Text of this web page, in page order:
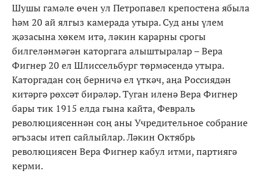
Шушы гамәле өчен ул Петропавел крепостена ябыла
һәм 20 ай ялгыз камерада утыра. Суд аны үлем
җәзасына хөкем итә, ләкин карарны срогы
билгеләнмәгән каторгага алыштыралар – Вера
Фигнер 20 ел Шлиссельбург төрмәсендә утыра.
Каторгадан соң берничә ел үткәч, аңа Россиядән
китәргә рөхсәт бирәләр. Туган иленә Вера Фигнер
бары тик 1915 елда гына кайта, Февраль
революциясеннән соң аны Учредительное собрание
әгъзасы итеп сайлыйлар. Ләкин Октябрь
революциясен Вера Фигнер кабул итми, партиягә
керми.